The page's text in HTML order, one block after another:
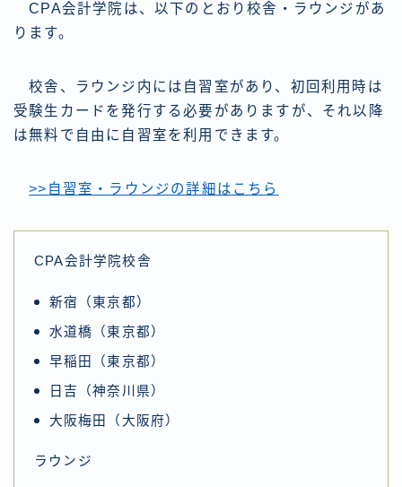
CPA会計学院は、以下のとおり校舎・ラウンジがあ
ります。
校舎、ラウンジ内には自習室があり、初回利用時は
受験生カードを発行する必要がありますが、それ以降
は無料で自由に自習室を利用できます。
>>自習室・ラウンジの詳細はこちら
CPA会計学院校舎
新宿（東京都）
水道橋（東京都）
早稲田（東京都）
日吉（神奈川県）
大阪梅田（大阪府）
ラウンジ